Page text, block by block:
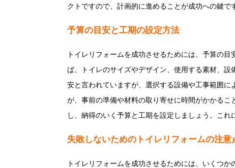
クトですので、計画的に進めることが成功への鍵で
予算の目安と工期の設定方法
トイレリフォームを成功させるためには、予算の
ば、トイレのサイズやデザイン、使用する素材、
安と言われていますが、選択する設備や工事範囲
が、事前の準備や材料の取り寄せに時間がかかる
し、納得のいく予算と工期を設定しましょう。こ
失敗しないためのトイレリフォームの注意
トイレリフォームを成功させるためには、いくつ